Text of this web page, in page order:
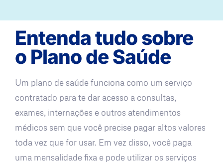
Entenda tudo sobre
o Plano de Saúde
Um plano de saúde funciona como um serviço
contratado para te dar acesso a consultas,
exames, internações e outros atendimentos
médicos sem que você precise pagar altos valores
toda vez que for usar. Em vez disso, você paga
uma mensalidade fixa e pode utilizar os serviços